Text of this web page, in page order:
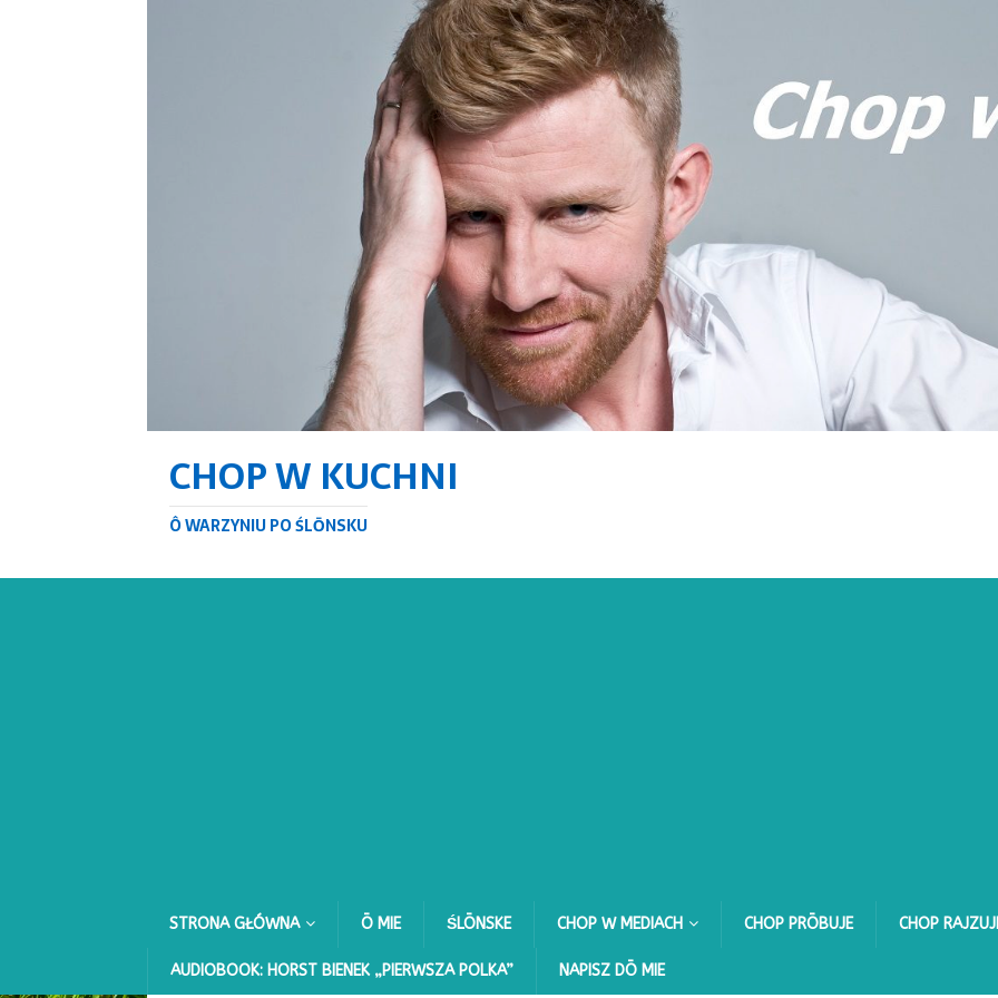
CHOP W KUCHNI
Ô WARZYNIU PO ŚLŌNSKU
STRONA GŁÓWNA Ō MIE ŚLŌNSKE CHOP W MEDIACH CHOP PRŌBUJE CHOP
AUDIOBOOK: HORST BIENEK „PIERWSZA POLKA” NAPISZ DŌ MIE